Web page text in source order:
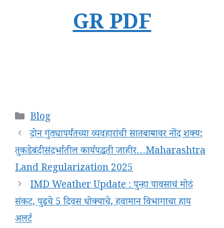
GR PDF
Categories
Blog
दोन गुंठ्यापर्यंतच्या व्यवहारांची सातबाऱ्यावर नोंद शक्य;
तुकडेबंदीसंदर्भातील कार्यपद्धती जाहीर…Maharashtra
Land Regularization 2025
IMD Weather Update : पुन्हा पावसाचं मोठं
संकट, पुढचे 5 दिवस धोक्याचे, हवामान विभागाचा हाय
अलर्ट